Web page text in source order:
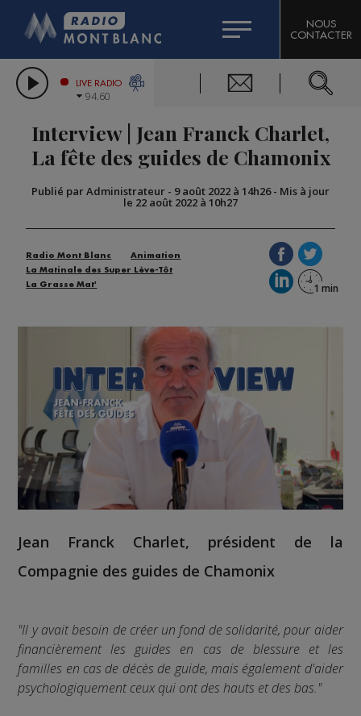
LES CHRONIQUES DE L'EXPERT
CITIZEN MACHINERY
GRAND MASSIF DOMAINES SKIABLES
BIGARD
COMPAGNIE DU MONT-BLANC
NOUS
CONTACTER
LIVE RADIO
94.60
Interview | Jean Franck Charlet,
La fête des guides de Chamonix
Publié par Administrateur - 9 août 2022 à 14h26- Mis à jour
le 22 août 2022 à 10h27
Radio Mont Blanc
Animation
La Matinale des Super Lève-Tôt
La Grasse Mat'
Jean Franck Charlet, président de la
Compagnie des guides de Chamonix
"Il y avait besoin de créer un fond de solidarité, pour aider
financièrement les guides en cas de blessure et les
familles en cas de décès de guide, mais également d'aider
psychologiquement ceux qui ont des hauts et des bas."